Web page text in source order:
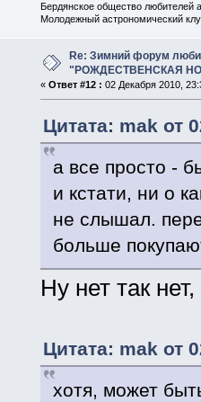
Бердянское общество любителей
Молодежный астрономический
Re: Зимний форум
"РОЖДЕСТВЕНСКАЯ
« Ответ #12 : 02 Декабря 2010,
Цитата: mak от
а все просто -
и кстати, ни о
не слышал.
больше
Ну нет так
Цитата: mak от
хотя, может